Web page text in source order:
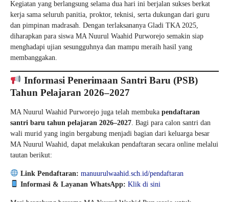
Kegiatan yang berlangsung selama dua hari ini berjalan sukses berkat
kerja sama seluruh panitia, proktor, teknisi, serta dukungan dari guru
dan pimpinan madrasah. Dengan terlaksananya Gladi TKA 2025,
diharapkan para siswa MA Nuurul Waahid Purworejo semakin siap
menghadapi ujian sesungguhnya dan mampu meraih hasil yang
membanggakan.
Informasi Penerimaan Santri Baru (PSB)
Tahun Pelajaran 2026–2027
MA Nuurul Waahid Purworejo juga telah membuka pendaftaran
santri baru tahun pelajaran 2026–2027. Bagi para calon santri dan
wali murid yang ingin bergabung menjadi bagian dari keluarga besar
MA Nuurul Waahid, dapat melakukan pendaftaran secara online melalui
tautan berikut:
Link Pendaftaran: manuurulwaahid.sch.id/pendaftaran
Informasi & Layanan WhatsApp: Klik di sini